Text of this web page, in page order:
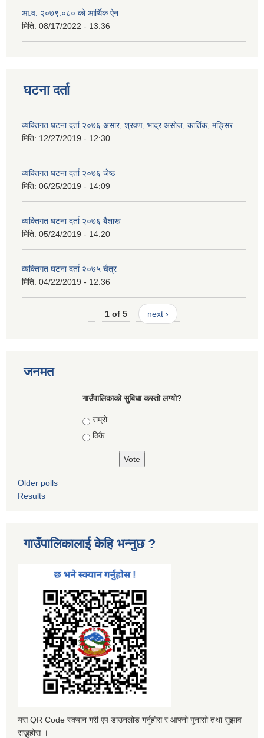
आ.व. २०७९.०८० को आर्थिक ऐन
मिति: 08/17/2022 - 13:36
घटना दर्ता
व्यक्तिगत घटना दर्ता २०७६ असार, श्रवण, भाद्र असोज, कार्तिक, मङ्सिर
मिति: 12/27/2019 - 12:30
व्यक्तिगत घटना दर्ता २०७६ जेष्ठ
मिति: 06/25/2019 - 14:09
व्यक्तिगत घटना दर्ता २०७६ बैशाख
मिति: 05/24/2019 - 14:20
व्यक्तिगत घटना दर्ता २०७५ चैत्र
मिति: 04/22/2019 - 12:36
1 of 5 next ›
जनमत
गाउँपालिकाको सुबिधा कस्तो लग्यो?
Choices
राम्रो
ठिकै
Older polls
Results
गाउँपालिकालाई केहि भन्नुछ ?
यस QR Code स्क्यान गरी एप डाउनलोड गर्नुहोस र आफ्नो गुनासो तथा सुझाव
राख्नुहोस ।